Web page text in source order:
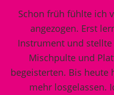
Schon früh fühlte ich
angezogen. Erst
Instrument und
Mischpulte und
begeisterten. Bis
mehr losgelassen.